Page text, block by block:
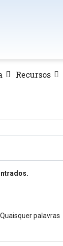
Recursos
Quaisquer palavras